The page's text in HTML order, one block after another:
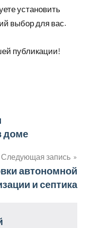
установить
выбор для вас.
публикации!
доме
Следующая запись
автономной
и септика